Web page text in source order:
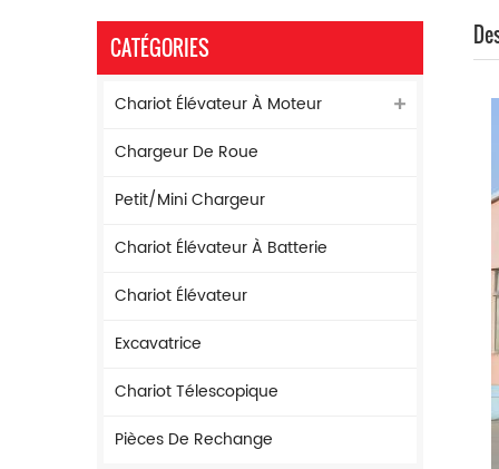
CATÉGORIES
Chariot Élévateur À Moteur
Chargeur De Roue
Petit/mini Chargeur
Chariot Élévateur À Batterie
Chariot Élévateur
Excavatrice
Chariot Télescopique
Pièces De Rechange